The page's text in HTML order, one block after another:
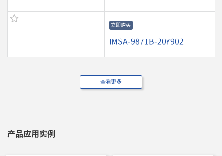
立即购买
IMSA-9871B-20Y902
查看更多
产品应用实例